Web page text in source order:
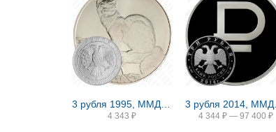
4 343 ₽ 4 344 ₽ — 97 400 ₽